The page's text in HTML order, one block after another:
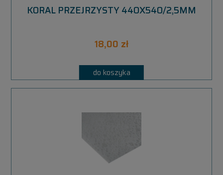
KORAL PRZEJRZYSTY 440X540/2,5MM
18,00 zł
do koszyka